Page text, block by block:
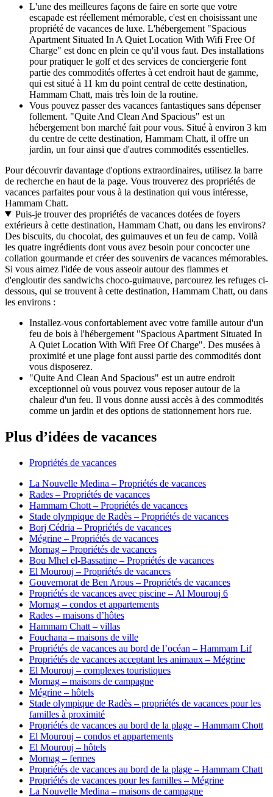
L'une des meilleures façons de faire en sorte que votre
escapade est réellement mémorable, c'est en choisissant une
propriété de vacances de luxe. L'hébergement "Spacious
Apartment Situated In A Quiet Location With Wifi Free Of
Charge" est donc en plein ce qu'il vous faut. Des installations
pour pratiquer le golf et des services de conciergerie font
partie des commodités offertes à cet endroit haut de gamme,
qui est situé à 11 km du point central de cette destination,
Hammam Chatt, mais très loin de la routine.
Vous pouvez passer des vacances fantastiques sans dépenser
follement. "Quite And Clean And Spacious" est un
hébergement bon marché fait pour vous. Situé à environ 3 km
du centre de cette destination, Hammam Chatt, il offre un
jardin, un four ainsi que d'autres commodités essentielles.
Pour découvrir davantage d'options extraordinaires, utilisez la barre
de recherche en haut de la page. Vous trouverez des propriétés de
vacances parfaites pour vous à la destination qui vous intéresse,
Hammam Chatt.
Puis-je trouver des propriétés de vacances dotées de foyers
extérieurs à cette destination, Hammam Chatt, ou dans les environs?
Des biscuits, du chocolat, des guimauves et un feu de camp. Voilà
les quatre ingrédients dont vous avez besoin pour concocter une
collation gourmande et créer des souvenirs de vacances mémorables.
Si vous aimez l'idée de vous asseoir autour des flammes et
d'engloutir des sandwichs choco-guimauve, parcourez les refuges ci-
dessous, qui se trouvent à cette destination, Hammam Chatt, ou dans
les environs :
Installez-vous confortablement avec votre famille autour d'un
feu de bois à l'hébergement "Spacious Apartment Situated In
A Quiet Location With Wifi Free Of Charge". Des musées à
proximité et une plage font aussi partie des commodités dont
vous disposerez.
"Quite And Clean And Spacious" est un autre endroit
exceptionnel où vous pouvez vous reposer autour de la
chaleur d'un feu. Il vous donne aussi accès à des commodités
comme un jardin et des options de stationnement hors rue.
Plus d’idées de vacances
Propriétés de vacances
La Nouvelle Medina – Propriétés de vacances
Rades – Propriétés de vacances
Hammam Chott – Propriétés de vacances
Stade olympique de Radès – Propriétés de vacances
Borj Cédria – Propriétés de vacances
Mégrine – Propriétés de vacances
Mornag – Propriétés de vacances
Bou Mhel el-Bassatine – Propriétés de vacances
El Mourouj – Propriétés de vacances
Gouvernorat de Ben Arous – Propriétés de vacances
Propriétés de vacances avec piscine – Al Mourouj 6
Mornag – condos et appartements
Rades – maisons d’hôtes
Hammam Chatt – villas
Fouchana – maisons de ville
Propriétés de vacances au bord de l’océan – Hammam Lif
Propriétés de vacances acceptant les animaux – Mégrine
El Mourouj – complexes touristiques
Mornag – maisons de campagne
Mégrine – hôtels
Stade olympique de Radès – propriétés de vacances pour les
familles à proximité
Propriétés de vacances au bord de la plage – Hammam Chott
El Mourouj – condos et appartements
El Mourouj – hôtels
Mornag – fermes
Propriétés de vacances au bord de la plage – Hammam Chatt
Propriétés de vacances pour les familles – Mégrine
La Nouvelle Medina – maisons de campagne